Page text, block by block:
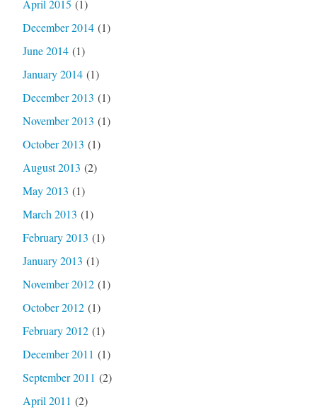
April 2015 (1)
December 2014(1)
June 2014(1)
January 2014(1)
December 2013 (1)
November 2013 (1)
October 2013 (1)
August 2013 (2)
May 2013 (1)
March 2013 (1)
February 2013 (1)
January 2013 (1)
November 2012(1)
October 2012(1)
February 2012(1)
December 2011 (1)
September 2011 (2)
April 2011 (2)